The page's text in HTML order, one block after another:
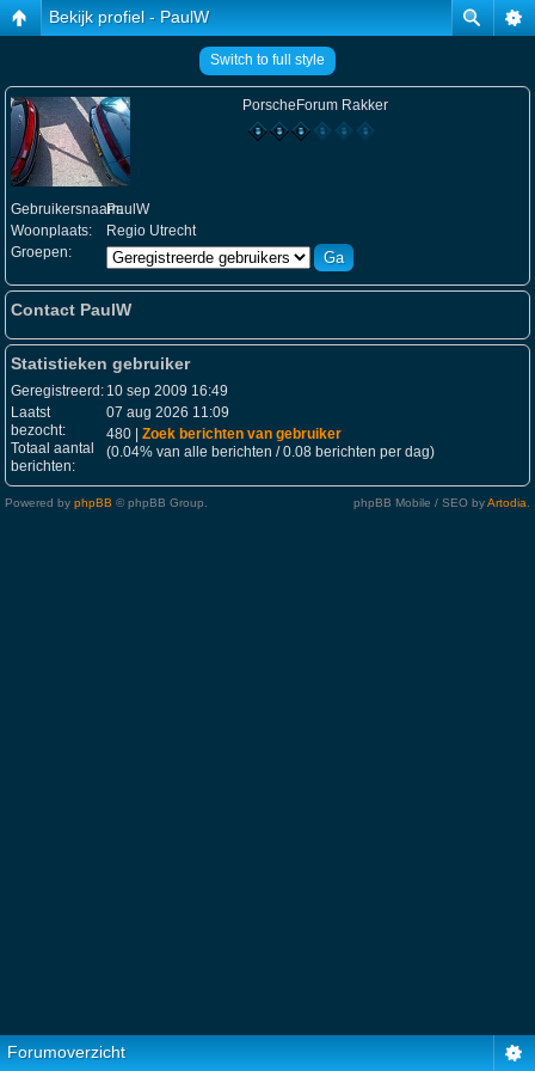
Bekijk profiel - PaulW
Switch to full style
PorscheForum Rakker
Gebruikersnaam:PaulW
Woonplaats:
Regio Utrecht
Groepen:
Contact PaulW
Statistieken gebruiker
Geregistreerd: 10 sep 2009 16:49
Laatst
bezocht:
07 aug 2026 11:09
Totaal aantal
berichten:
480 | Zoek berichten van gebruiker
(0.04% van alle berichten / 0.08 berichten per dag)
Powered by phpBB © phpBB Group. phpBB Mobile / SEO byArtodia
Forumoverzicht